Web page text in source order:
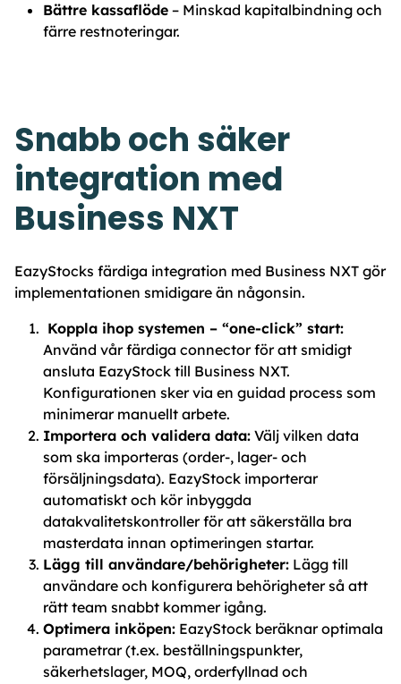
Bättre kassaflöde – Minskad kapitalbindning och
färre restnoteringar.
Snabb och säker
integration med
Business NXT
EazyStocks färdiga integration med Business NXT gör
implementationen smidigare än någonsin.
Koppla ihop systemen – “one‑click” start:
Använd vår färdiga connector för att smidigt
ansluta EazyStock till Business NXT.
Konfigurationen sker via en guidad process som
minimerar manuellt arbete.
Importera och validera data: Välj vilken data
som ska importeras (order‑, lager‑ och
försäljningsdata). EazyStock importerar
automatiskt och kör inbyggda
datakvalitetskontroller för att säkerställa bra
masterdata innan optimeringen startar.
Lägg till användare/behörigheter: Lägg till
användare och konfigurera behörigheter så att
rätt team snabbt kommer igång.
Optimera inköpen: EazyStock beräknar optimala
parametrar (t.ex. beställningspunkter,
säkerhetslager, MOQ, orderfyllnad och